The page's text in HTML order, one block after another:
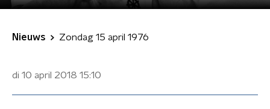
Nieuws Zondag 15 april 1976
di 10 april 2018 15:10